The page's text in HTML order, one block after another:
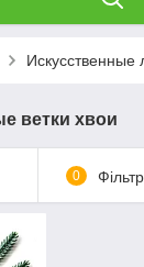
Искусственные
ветки хвои
0